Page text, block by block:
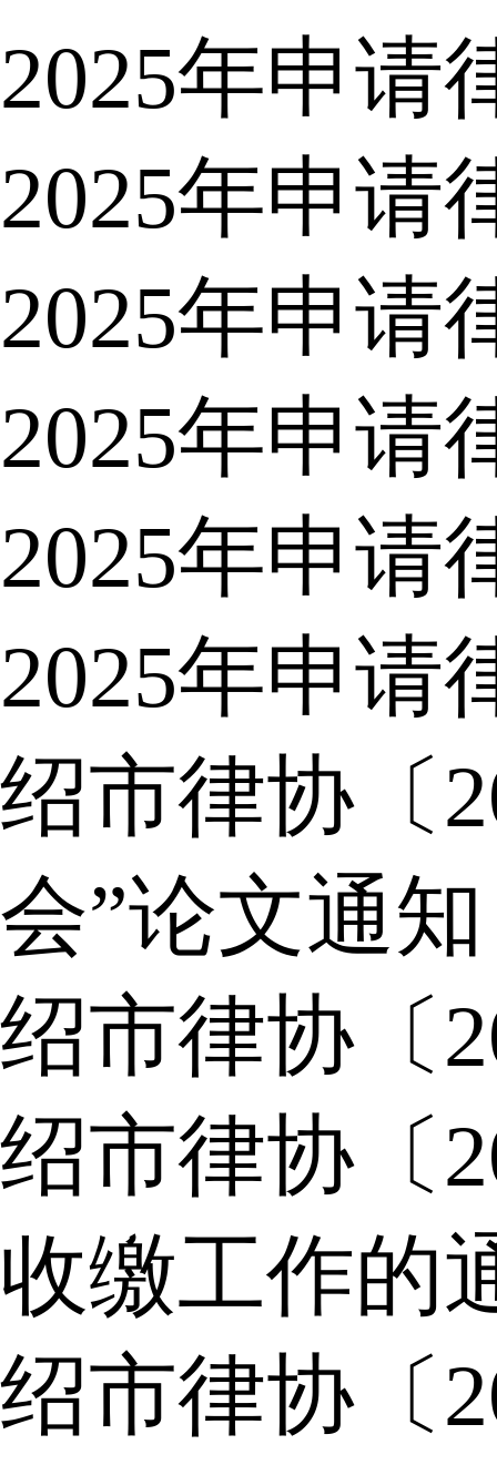
2025年申请
2025年申请
2025年申请
2025年申请
2025年申请
2025年申请
绍市律协〔
会”论文通知
绍市律协〔
绍市律协〔
收缴工作的
绍市律协〔